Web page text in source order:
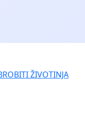
ŽIVOTINJA